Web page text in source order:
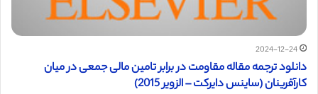
2024-12-24
دانلود ترجمه مقاله مقاومت در برابر تامین مالی جمعی در میان
کارآفرینان (ساینس دایرکت – الزویر 2015)